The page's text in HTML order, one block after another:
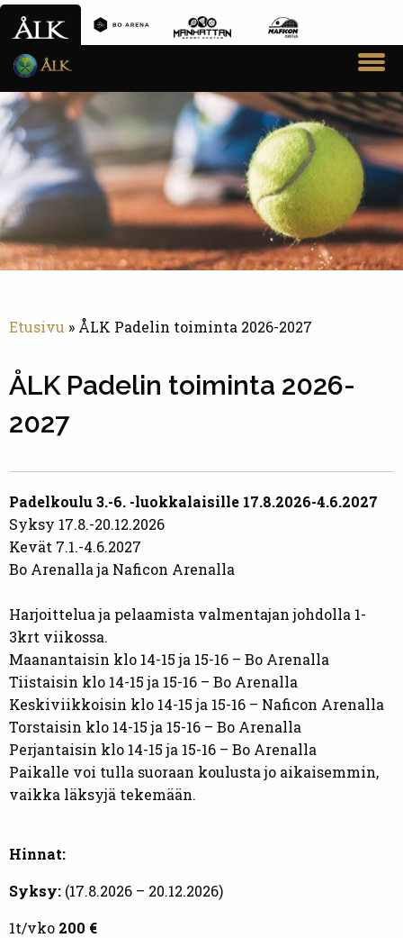
SEURA
AIKUISTOIMINTA
JUNIORITOIMINTA
PADELTOIMINTA
KILPAILUT JA SARJAT
VARAA VUORO
Etusivu » ÅLK Padelin toiminta 2026-2027
ÅLK Padelin toiminta 2026-
2027
Padelkoulu 3.-6. -luokkalaisille 17.8.2026-4.6.2027
Syksy 17.8.-20.12.2026
Kevät 7.1.-4.6.2027
Bo Arenalla ja Naficon Arenalla
Harjoittelua ja pelaamista valmentajan johdolla 1-
3krt viikossa.
Maanantaisin klo 14-15 ja 15-16 – Bo Arenalla
Tiistaisin klo 14-15 ja 15-16 – Bo Arenalla
Keskiviikkoisin klo 14-15 ja 15-16 – Naficon Arenalla
Torstaisin klo 14-15 ja 15-16 – Bo Arenalla
Perjantaisin klo 14-15 ja 15-16 – Bo Arenalla
Paikalle voi tulla suoraan koulusta jo aikaisemmin,
vaikka läksyjä tekemään.
Hinnat:
Syksy: (17.8.2026 – 20.12.2026)
1t/vko 200 €